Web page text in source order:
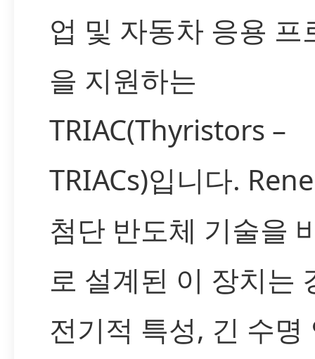
업 및 자동차 응용 프
을 지원하는
TRIAC(Thyristors –
TRIACs)입니다.
첨단 반도체 기술을
로 설계된 이 장치는
전기적 특성, 긴 수명